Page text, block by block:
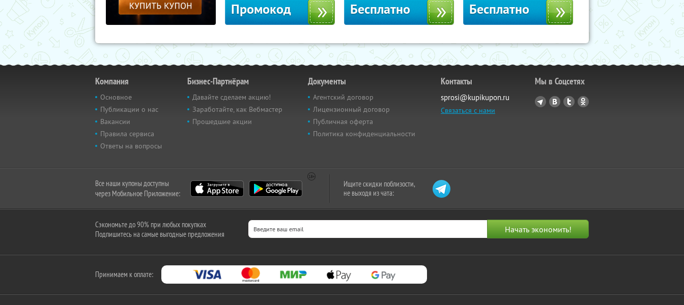
Промокод Бесплатно Бесплатно
Компания
Основное
Публикации о нас
Вакансии
Правила сервиса
Ответы на вопросы
Бизнес-Партнёрам
Давайте сделаем акцию!
Заработайте, как Вебмастер
Прошедшие акции
Документы
Агентский договор
Лицензионный договор
Публичная оферта
Политика конфиденциальности
Контакты
sprosi@kupikupon.ru
Связаться с нами
Мы в Соцсетях
Все наши купоны доступны
через Мобильное Приложение:
Ищите скидки поблизости,
не выходя из чата:
Сэкономьте до 90% при любых покупках
Подпишитесь на самые выгодные предложения
Принимаем к оплате: